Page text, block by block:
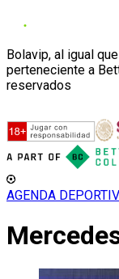
Bolavip, al igual
perteneciente a
reservados
AGENDA